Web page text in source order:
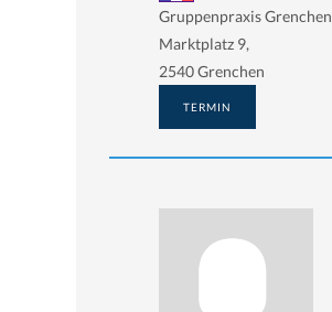
Gruppenpraxis Grenchen
Marktplatz 9,
2540 Grenchen
TERMIN